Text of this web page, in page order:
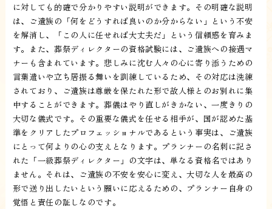
に対しても的確で分かりやすい説明ができます。その明確な説明
は、ご遺族の「何をどうすれば良いのか分からない」という不安
を解消し、「この人に任せれば大丈夫だ」という信頼感を育みま
す。また、葬祭ディレクターの資格試験には、ご遺族への接遇マ
ナーも含まれています。悲しみに沈む人々の心に寄り添うための
言葉遣いや立ち居振る舞いを訓練しているため、その対応は洗練
されており、ご遺族は尊厳を保たれた形で故人様とのお別れに集
中することができます。葬儀はやり直しがきかない、一度きりの
大切な儀式です。その重要な儀式を任せる相手が、国が認めた基
準をクリアしたプロフェッショナルであるという事実は、ご遺族
にとって何よりの心の支えとなります。プランナーの名刺に記さ
れた「一級葬祭ディレクター」の文字は、単なる資格名ではあり
ません。それは、ご遺族の不安を安心に変え、大切な人を最高の
形で送り出したいという願いに応えるための、プランナー自身の
覚悟と責任の証しなのです。